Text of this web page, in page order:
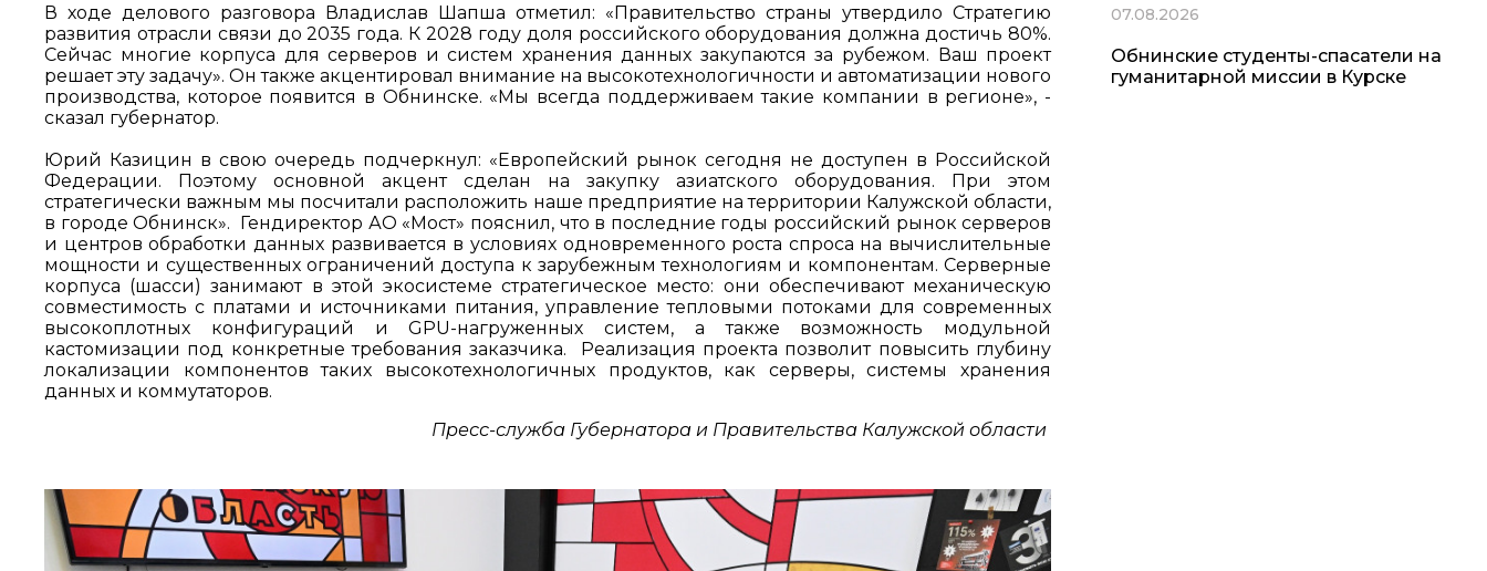
В ходе делового разговора Владислав Шапша отметил: «Правительство страны утвердило Стратегию
развития отрасли связи до 2035 года. К 2028 году доля российского оборудования должна достичь 80%.
Сейчас многие корпуса для серверов и систем хранения данных закупаются за рубежом. Ваш проект
решает эту задачу». Он также акцентировал внимание на высокотехнологичности и автоматизации нового
производства, которое появится в Обнинске. «Мы всегда поддерживаем такие компании в регионе», -
сказал губернатор.
Юрий Казицин в свою очередь подчеркнул: «Европейский рынок сегодня не доступен в Российской
Федерации. Поэтому основной акцент сделан на закупку азиатского оборудования. При этом
стратегически важным мы посчитали расположить наше предприятие на территории Калужской области,
в городе Обнинск». Гендиректор АО «Мост» пояснил, что в последние годы российский рынок серверов
и центров обработки данных развивается в условиях одновременного роста спроса на вычислительные
мощности и существенных ограничений доступа к зарубежным технологиям и компонентам. Серверные
корпуса (шасси) занимают в этой экосистеме стратегическое место: они обеспечивают механическую
совместимость с платами и источниками питания, управление тепловыми потоками для современных
высокоплотных конфигураций и GPU-нагруженных систем, а также возможность модульной
кастомизации под конкретные требования заказчика. Реализация проекта позволит повысить глубину
локализации компонентов таких высокотехнологичных продуктов, как серверы, системы хранения
данных и коммутаторов.
Пресс-служба Губернатора и Правительства Калужской области
07.08.2026
Обнинские студенты-спасатели на
гуманитарной миссии в Курске